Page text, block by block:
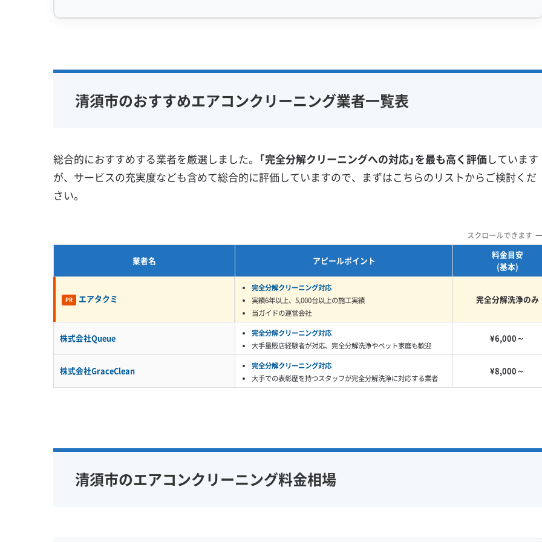
に取り込まれた空気中に、目に見えない油分を含んだ粒子が混じっていることがあります。これがエアコ
このベタベタした膜が、後から吸い込む部屋のホコリやカビの胞子をガッチリと捕まえる、まるで両面テ
ープのような役割を果たします。さらに、酵母菌のようなカビのエサになりやすい成分も一緒に固めてし
まいます。
そして、清須市特有の高い湿度が、エアコン内部を常にジメジメした状態に保ちます。すると、この油と
ホコリと栄養分が混ざった汚れをエサにして、熱交換器では黒カビが、水受け皿（ドレンパン）では酵母
どが原因のピンク色のヌルヌルした汚れが、一気に増えてしまうのです。
この汚れの上からご自身で洗浄スプレーなどを使うと、汚れと薬剤が混ざってゼリーのように固まった
り、汚れを内部に閉じ込めてしまったりして、かえって強烈な臭いの原因になるリスクがあります。だ
らこそ、物理的にパーツを分解し、専用の洗剤で油分とカビの膜を根こそぎ洗い流す「完全分解洗浄」が最
汚れは酵母菌などが原因で、繁殖スピードがとても速いんです。油
汚れで排水が滞りやすい環境だと、このヌメリが排水ホースを詰ま
らせて水漏れの原因になることも。見た目だけでなく、故障リスク
完全分解洗浄
部分クリーニング
家庭用エアコン
業務用エアコン
保証付き
アフターフォロー
アレルギー対策
ハウスダスト除去
定額料金 複数台割引
初回割引
即日対応可能
防汚コーティング
清須市のおすすめエアコンクリーニング業者一覧表
総合的におすすめする業者を厳選しました。 「完全分解クリーニングへの対応」を最も高く評価しています
が、サービスの充実度なども含めて総合的に評価していますので、まずはこちらのリストからご検討くだ
さい。
スクロールできます
業者名 アピールポイント
料金目安
(基本)
PR エアタクミ
完全分解クリーニング対応
実績6年以上、5,000台以上の施工実績
当ガイドの運営会社
完全分解洗浄のみ
株式会社Queue
完全分解クリーニング対応
大手量販店経験者が対応、完全分解洗浄やペット家庭も歓迎
¥6,000～
株式会社GraceClean
完全分解クリーニング対応
大手での表彰歴を持つスタッフが完全分解洗浄に対応する業者
¥8,000～
清須市のエアコンクリーニング料金相場